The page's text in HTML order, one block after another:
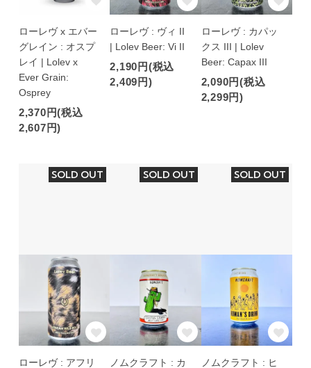
ローレヴ x エバー
グレイン : オスプ
レイ | Lolev x
Ever Grain:
Osprey
2,370円(税込
2,607円)
ローレヴ : ヴィ II
| Lolev Beer: Vi II
2,190円(税込
2,409円)
ローレヴ : カパッ
クス III | Lolev
Beer: Capax III
2,090円(税込
2,299円)
SOLD OUT
ローレヴ : アフリ
SOLD OUT
ノムクラフト : カ
SOLD OUT
ノムクラフト : ヒ